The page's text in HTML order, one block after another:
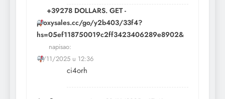
+39278 DOLLARS. GET -
proxysales.cc/go/y2b403/33f4?
hs=05ef118750019c2ff3423406289e8902&
napisao:
19/11/2025 u 12:36
ci4orh